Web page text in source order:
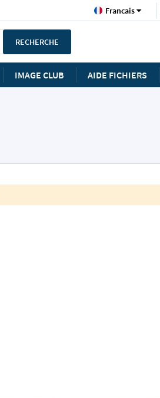
Langue Francais
RECHERCHE
IMAGE CLUB AIDE FICHIERS